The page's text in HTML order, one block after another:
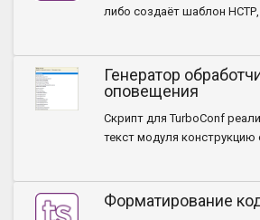
либо создаёт шаблон НСТР,
Генератор
оповещения
Скрипт для TurboConf
текст модуля конструкцию
описания оповещения, а
Форматирование